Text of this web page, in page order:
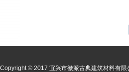
Copyright © 2017 宜兴市徽派古典建筑材料有